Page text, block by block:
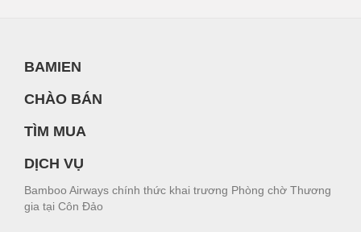
BAMIEN
CHÀO BÁN
TÌM MUA
DỊCH VỤ
Bamboo Airways chính thức khai trương Phòng chờ Thương
gia tại Côn Đảo